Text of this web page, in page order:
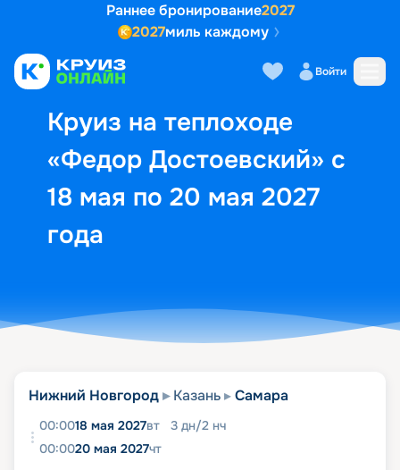
Раннее бронирование2027
2027миль каждому
Войти
Круиз на теплоходе
«Федор Достоевский» с
18 мая по 20 мая 2027
года
Выбор кают Маршрут и
Нижний Новгород Казань Самара
00:0018 мая 2027вт 3 дн/2 нч
00:0020 мая 2027чт